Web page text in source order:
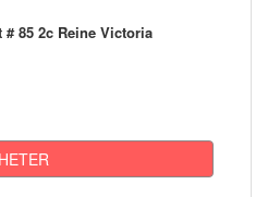
85 2c Reine Victoria